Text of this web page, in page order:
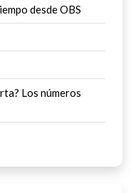
desde OBS
Los números